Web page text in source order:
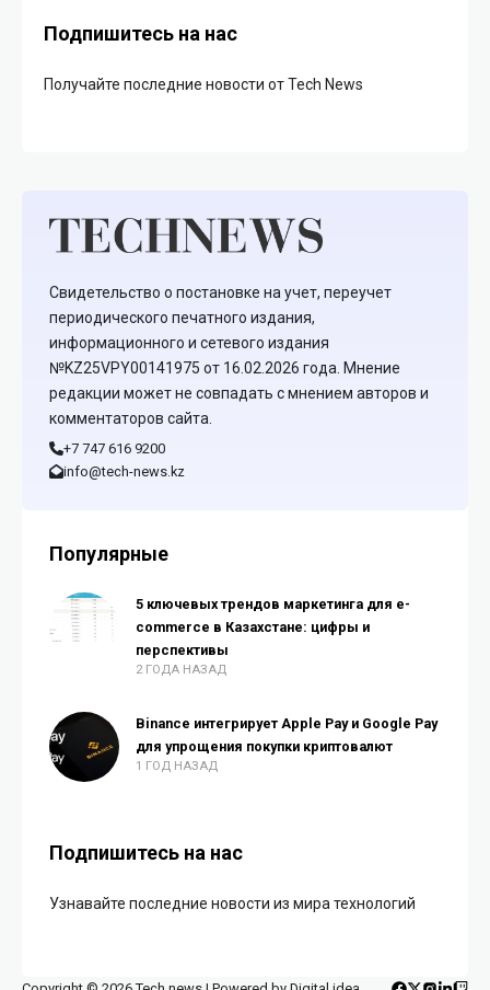
Подпишитесь на нас
Получайте последние новости от Tech News
Свидетельство о постановке на учет, переучет
периодического печатного издания,
информационного и сетевого издания
№KZ25VPY00141975 от 16.02.2026 года. Мнение
редакции может не совпадать с мнением авторов и
комментаторов сайта.
+7 747 616 9200
info@tech-news.kz
Популярные
5 ключевых трендов маркетинга для e-
commerce в Казахстане: цифры и
перспективы
2 ГОДА НАЗАД
Binance интегрирует Apple Pay и Google Pay
для упрощения покупки криптовалют
1 ГОД НАЗАД
Подпишитесь на нас
Узнавайте последние новости из мира технологий